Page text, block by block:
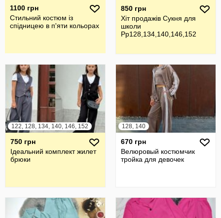
1100 грн
Стильний костюм із
спідницею в п'яти кольорах
850 грн
Хіт продажів Сукня для
школи
Рр128,134,140,146,152
122, 128, 134, 140, 146, 152
750 грн
Ідеальний комплект жилет
брюки
128, 140
670 грн
Велюровый костюмчик
тройка для девочек